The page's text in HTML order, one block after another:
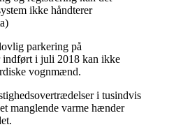
ikke håndterer
parkering på
indført i juli 2018 kan ikke
vognmænd.
i tusindvis
manglende varme hænder